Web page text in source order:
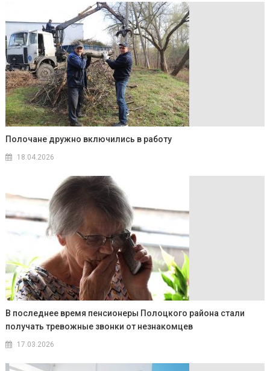
Полочане дружно включились в работу
18.04.2026
В последнее время пенсионеры Полоцкого района стали
получать тревожные звонки от незнакомцев
17.03.2026